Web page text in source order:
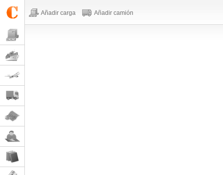
Añadir carga Añadir camión